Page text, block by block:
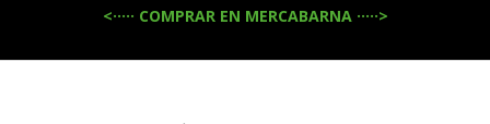
<····· COMPRAR EN MERCABARNA ·····>